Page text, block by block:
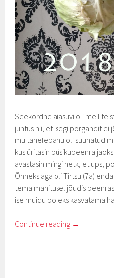
Seekordne aiasuvi oli meil
juhtus nii, et isegi porgandit ei
mu tähelepanu oli suunatud
kus üritasin püsikupeenra
avastasin mingi hetk, et ups,
Õnneks aga oli Tirtsu (7a)
tema mahitusel jõudis
ise muidu poleks kasvatama
Continue reading →